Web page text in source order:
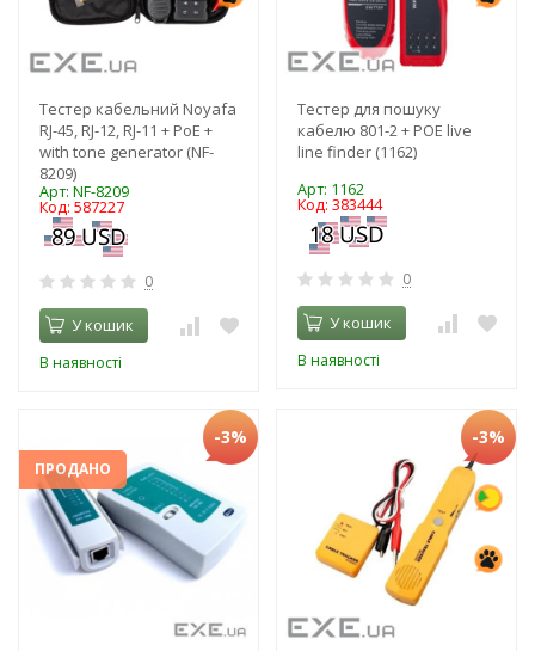
Тестер кабельний Noyafa
RJ-45, RJ-12, RJ-11 + PoE +
with tone generator (NF-
8209)
Арт: NF-8209
Код: 587227
0
У кошик
В наявності
Тестер для пошуку
кабелю 801-2 + POE live
line finder (1162)
Арт: 1162
Код: 383444
0
У кошик
В наявності
ПРОДАНО
-3% -3%